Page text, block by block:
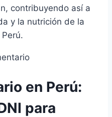
contribuyendo así a
y la nutrición de la
en Perú:
para